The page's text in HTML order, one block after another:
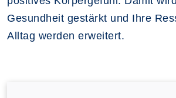
Gesundheit gestärkt und Ihre
Alltag werden erweitert.